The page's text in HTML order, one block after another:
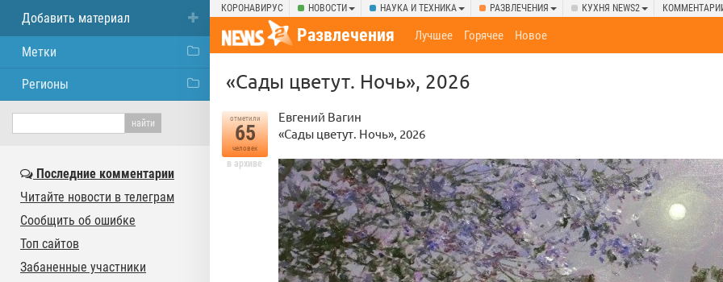
КОРОНАВИРУС НОВОСТИ НАУКА И ТЕХНИКА РАЗВЛЕЧЕНИЯ КУХНЯ NEWS2
Развлечения Лучшее Горячее Новое
«Сады цветут. Ночь», 2026
отметили
65
человек
в архиве
Евгений Вагин
«Сады цветут. Ночь», 2026
Добавить материал
Метки
Регионы
Последние комментарии
Читайте новости в телеграм
Сообщить об ошибке
Топ сайтов
Забаненные участники